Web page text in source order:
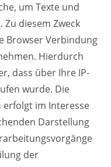
um Texte und
diesem Zweck
Browser Verbindung
Hierdurch
dass über Ihre IP-
wurde. Die
erfolgt im Interesse
Darstellung
der